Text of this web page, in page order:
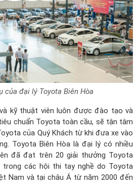
của đại lý Toyota Biên Hòa
kỹ thuật viên luôn được đào tạo và
chuẩn Toyota toàn cầu, sẽ tận tâm
của Quý Khách từ khi đưa xe vào
Toyota Biên Hòa là đại lý có nhiều
đã đạt trên 20 giải thưởng Toyota
trong các hội thi tay nghề do Toyota
Nam và tại châu Á từ năm 2000 đến